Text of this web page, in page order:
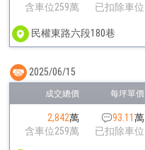
含車位259萬
已扣除車位
民權東路六段180巷
2,842萬
含車位259萬
93.11萬
已扣除車位
2025/06/15